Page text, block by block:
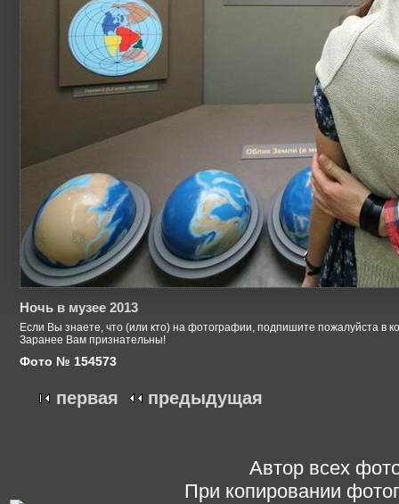
Ночь в музее 2013
Если Вы знаете, что (или кто) на фотографии, подпишите пожалуйста в
Заранее Вам признательны!
Фото № 154573
первая предыдущая
Автор всех
При копировании